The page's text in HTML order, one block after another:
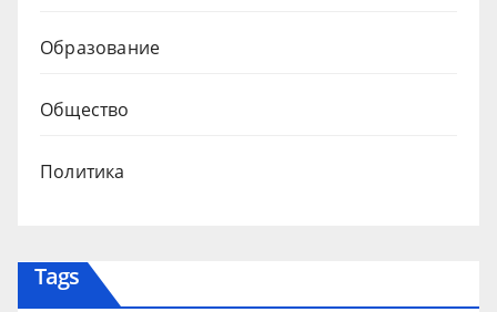
Образование
Общество
Политика
Tags